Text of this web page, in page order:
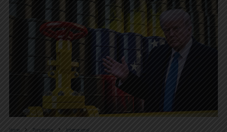
Home Principales Internacional